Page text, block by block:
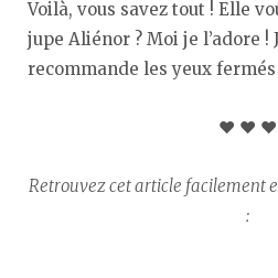
Voilà, vous savez tout ! Elle
jupe Aliénor ? Moi je l’adore !
recommande les yeux fermés
♥︎ ♥︎ ♥︎
Retrouvez cet article facilement
: